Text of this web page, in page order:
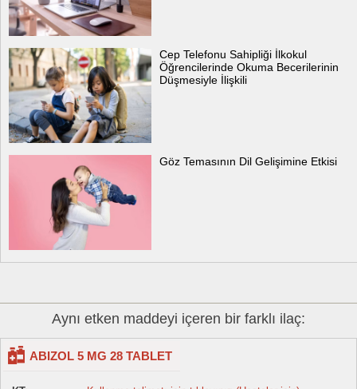
Cep Telefonu Sahipliği İlkokul
Öğrencilerinde Okuma Becerilerinin
Düşmesiyle İlişkili
Göz Temasının Dil Gelişimine Etkisi
Aynı etken maddeyi içeren bir farklı ilaç:
ABIZOL 5 MG 28 TABLET